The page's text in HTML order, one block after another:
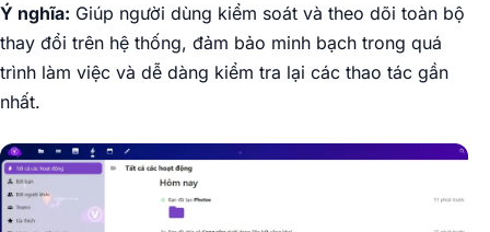
Ý nghĩa: Giúp người dùng kiểm soát và theo dõi toàn bộ
thay đổi trên hệ thống, đảm bảo minh bạch trong quá
trình làm việc và dễ dàng kiểm tra lại các thao tác gần
nhất.